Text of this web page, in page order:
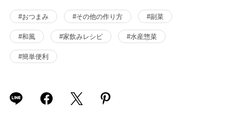
#おつまみ #その他の作り方 #副菜
#和風 #家飲みレシピ #水産惣菜
#簡単便利